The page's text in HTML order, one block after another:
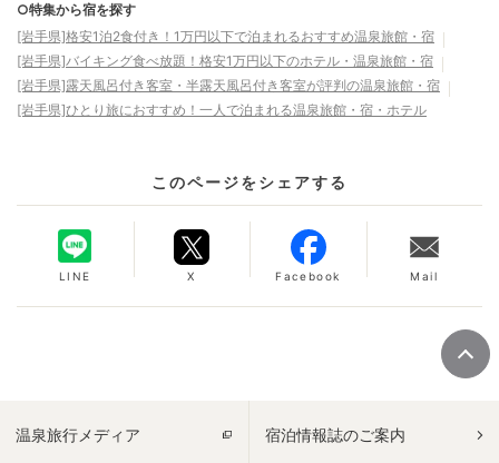
○特集から宿を探す
[岩手県]格安1泊2食付き！1万円以下で泊まれるおすすめ温泉旅館・宿
[岩手県]バイキング食べ放題！格安1万円以下のホテル・温泉旅館・宿
[岩手県]露天風呂付き客室・半露天風呂付き客室が評判の温泉旅館・宿
[岩手県]ひとり旅におすすめ！一人で泊まれる温泉旅館・宿・ホテル
このページをシェアする
LINE X Facebook Mail
温泉旅行メディア 宿泊情報誌のご案内